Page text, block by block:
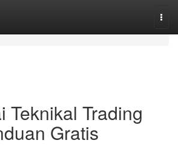
Teknikal Trading
Gratis